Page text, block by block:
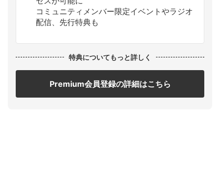
コミュニティメンバー限定イベントやラジオ
配信、先行特典も
特典についてもっと詳しく
Premium会員登録の詳細はこちら